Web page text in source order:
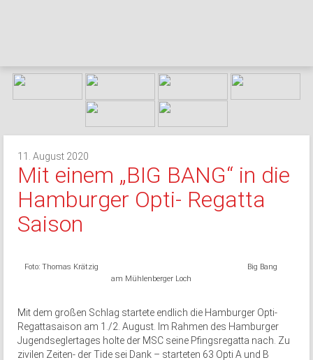
11. August 2020
Mit einem „BIG BANG“ in die
Hamburger Opti- Regatta
Saison
Foto: Thomas Krätzig Big Bang
am Mühlenberger Loch
Mit dem großen Schlag startete endlich die Hamburger Opti-
Regattasaison am 1./2. August. Im Rahmen des Hamburger
Jugendseglertages holte der MSC seine Pfingsregatta nach. Zu
zivilen Zeiten- der Tide sei Dank – starteten 63 Opti A und B